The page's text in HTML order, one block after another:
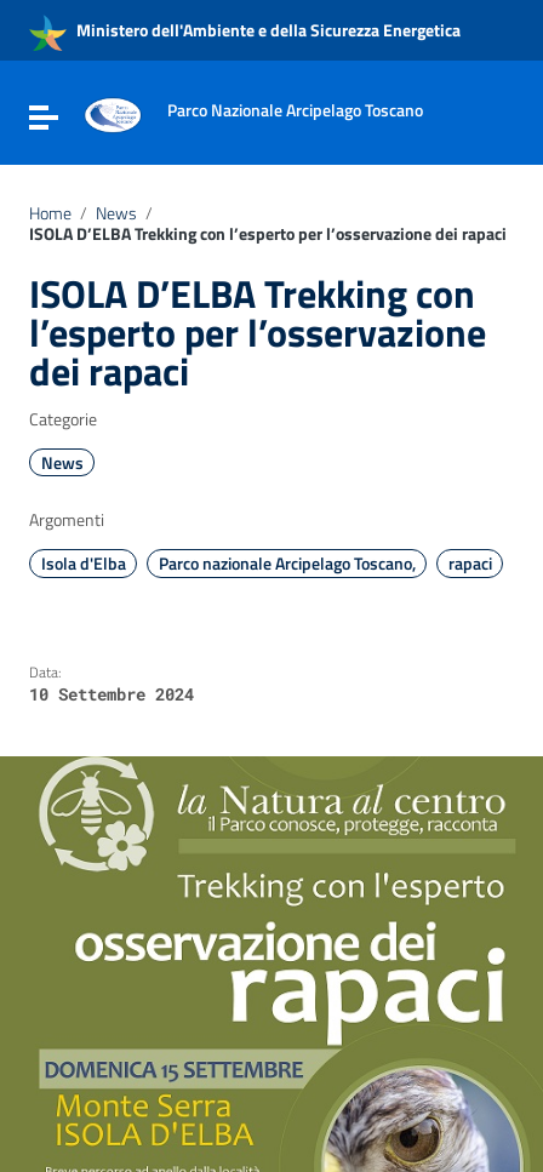
Vai al menu di navigazione
Vai al footer
Ministero dell'Ambiente e della Sicurezza Energetica
Attiva / disattiva la navigazione
Parco Nazionale Arcipelago Toscano
Home / News /
ISOLA D’ELBA Trekking con l’esperto per l’osservazione dei rapaci
ISOLA D’ELBA Trekking con
l’esperto per l’osservazione
dei rapaci
Categorie
News
Argomenti
Isola d'Elba
Parco nazionale Arcipelago Toscano, rapaci
Data:
10 Settembre 2024